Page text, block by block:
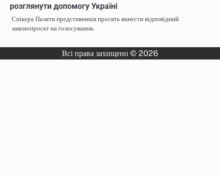
розглянути допомогу Україні
Спікера Палати представників просять винести відповідний
законопроєкт на голосування.
Всі права захищено © 2026